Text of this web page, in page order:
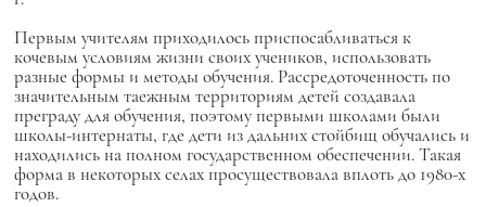
Первым учителям приходилось приспосабливаться к
кочевым условиям жизни своих учеников, использовать
разные формы и методы обучения. Рассредоточенность по
значительным таежным территориям детей создавала
преграду для обучения, поэтому первыми школами были
школы-интернаты, где дети из дальних стойбищ обучались и
находились на полном государственном обеспечении. Такая
форма в некоторых селах просуществовала вплоть до 1980-х
годов.